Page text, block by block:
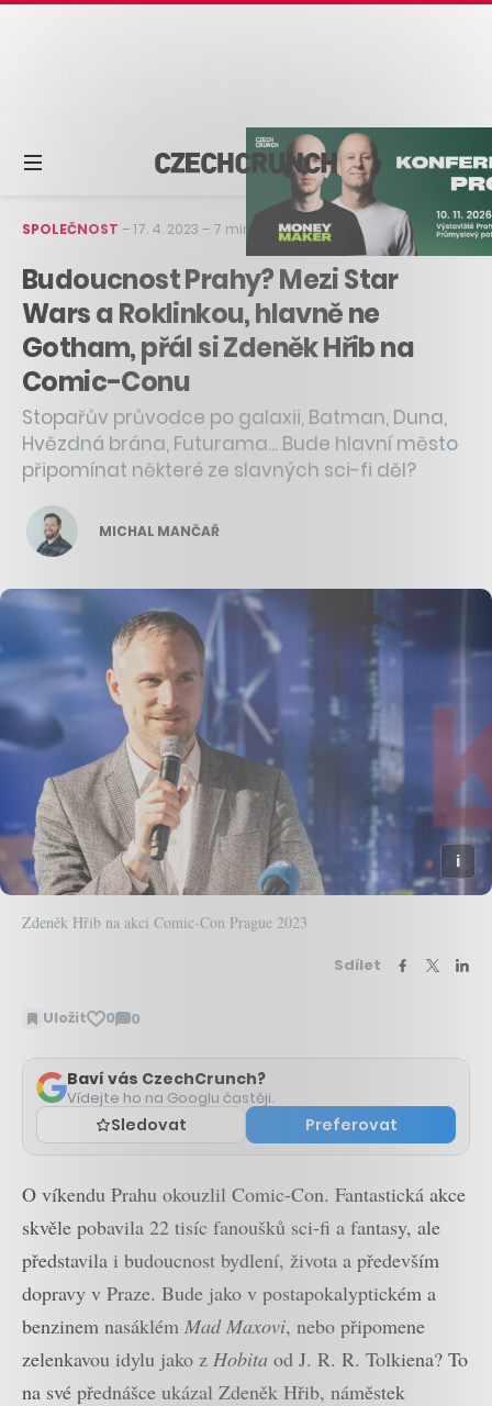
SPOLEČNOST –17. 4. 2023 – 7 min čtení
Budoucnost Prahy? Mezi Star
Wars a Roklinkou, hlavně ne
Gotham, přál si Zdeněk Hřib na
Comic-Conu
Stopařův průvodce po galaxii, Batman, Duna,
Hvězdná brána, Futurama... Bude hlavní město
připomínat některé ze slavných sci-fi děl?
MICHAL MANČAŘ
Zdeněk Hřib na akci Comic-Con Prague 2023
Sdílet
Uložit 0 0
Zobrazit
Baví vás CzechCrunch?
Vídejte ho na Googlu častěji.
Sledovat Preferovat
O víkendu Prahu okouzlil Comic-Con. Fantastická akce
skvěle pobavila 22 tisíc fanoušků sci-fi a fantasy, ale
představila i budoucnost bydlení, života a především
dopravy v Praze. Bude jako v postapokalyptickém a
benzinem nasáklém Mad Maxovi, nebo připomene
zelenkavou idylu jako z Hobita od J. R. R. Tolkiena? To
na své přednášce ukázal Zdeněk Hřib, náměstek